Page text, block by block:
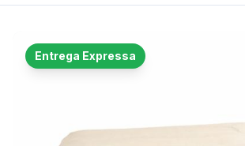
Entrega Expressa